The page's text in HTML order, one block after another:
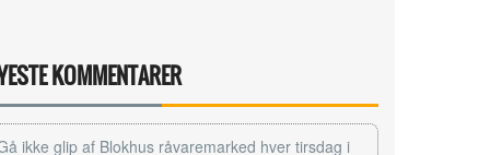
KOMMENTARER
ikke glip af Blokhus råvaremarked hver tirsdag i